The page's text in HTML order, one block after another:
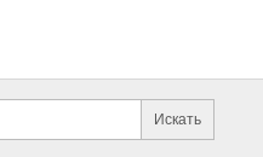
Поиск по сайту и
Искать